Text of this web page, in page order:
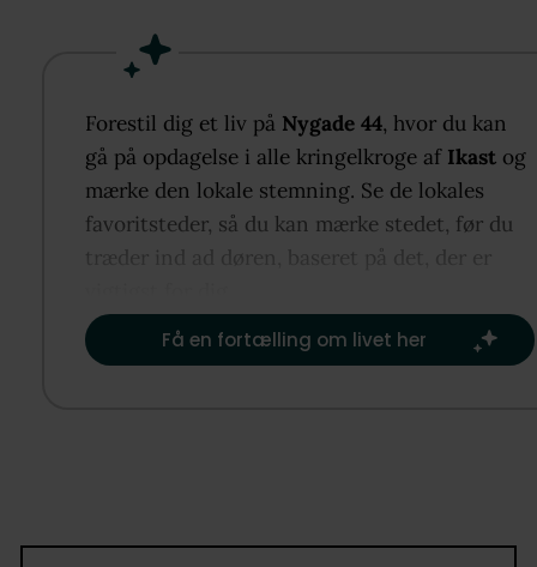
plan, hvilket gør huset både praktisk og let at
fra førstegangskøberen og det modne par til den
mindre familie, der ønsker en overskuelig bolig
central placering i Ikast.
Indenfor mødes I af en funktionel planløsning med
mange anvendelsesmuligheder. Boligen indeholder
lyst og indbydende opholdsmiljø, hvor stuen
rammen om familiens samvær. Her er god plads til
Forestil dig et liv på Nygade 44, hvor du kan
gå på opdagelse i alle kringelkroge af Ikast og
mærke den lokale stemning. Se de lokales
favoritsteder, så du kan mærke stedet, før du
træder ind ad døren, baseret på det, der er
Få en fortælling om livet her